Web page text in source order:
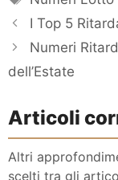
I Top 5
Numeri
dell’Estate
Articoli
Altri
scelti tra gli